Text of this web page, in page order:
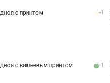
с принтом
+1
с вишневым принтом
+1